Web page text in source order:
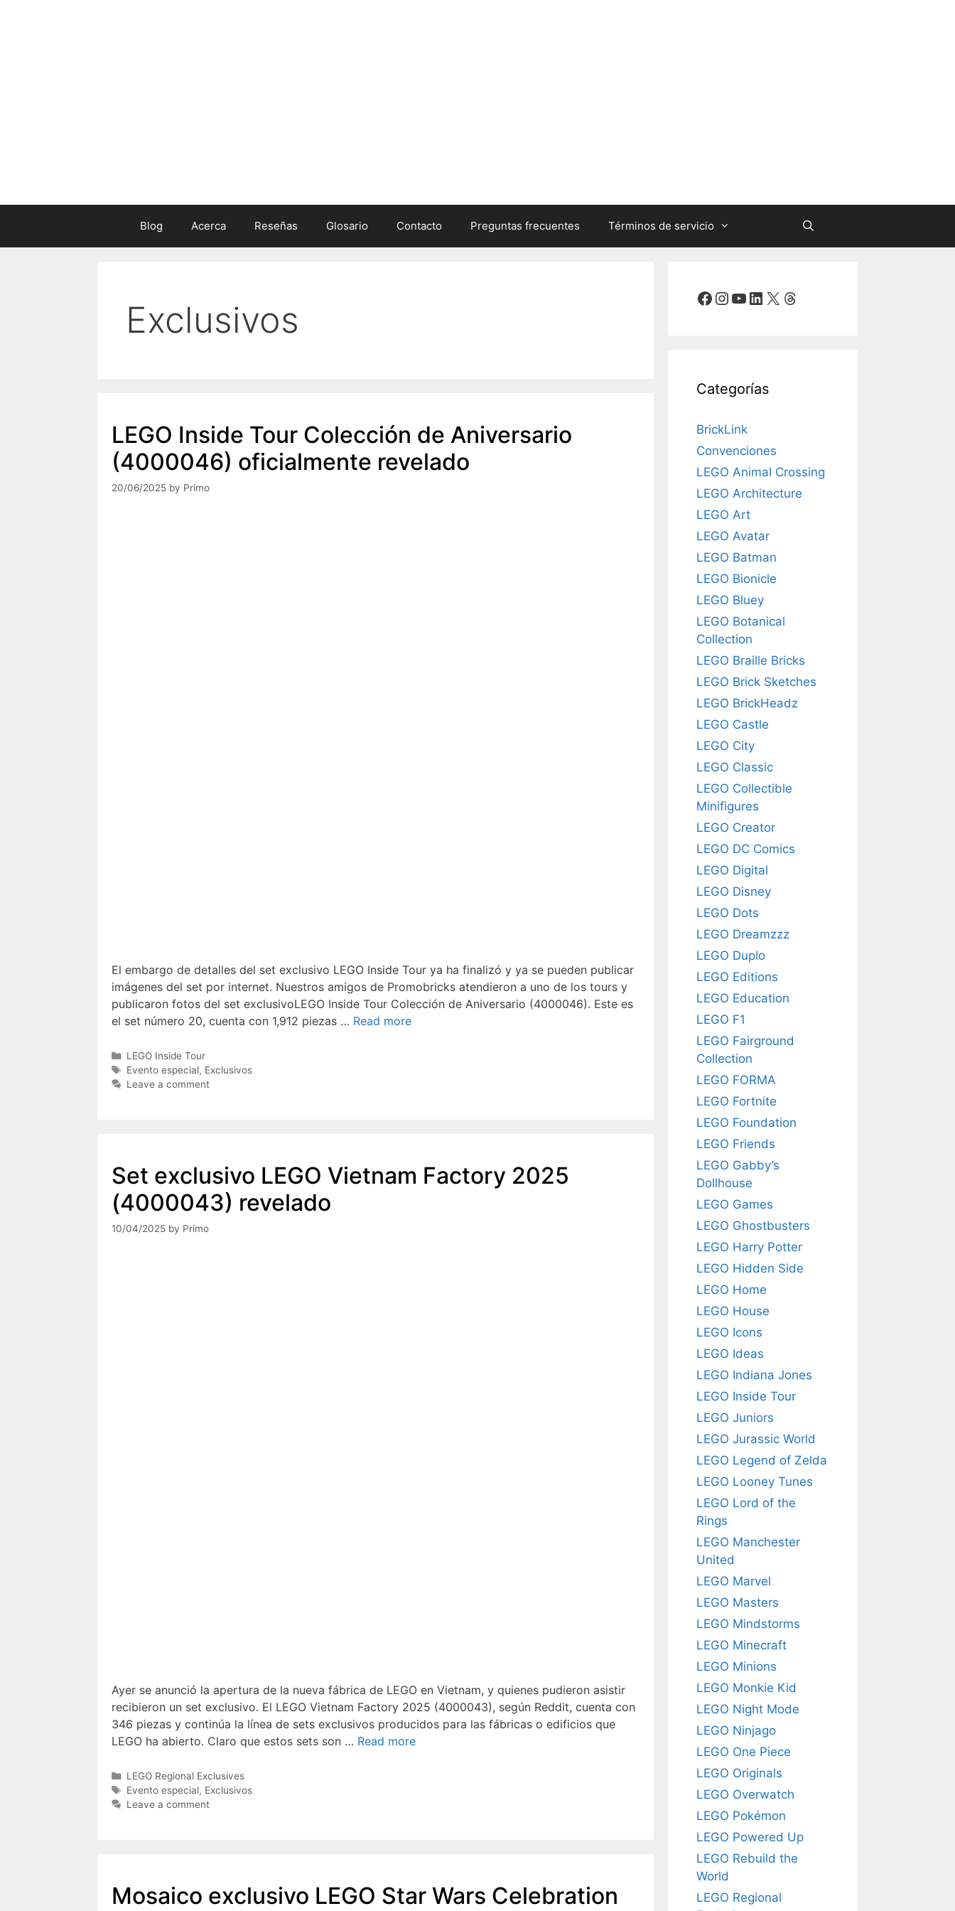
Blog Acerca Reseñas Glosario Contacto Preguntas frecuentes Términos de servicio
Exclusivos
LEGO Inside Tour Colección de Aniversario
(4000046) oficialmente revelado
20/06/2025 by Primo
El embargo de detalles del set exclusivo LEGO Inside Tour ya ha finalizó y ya se pueden publicar
imágenes del set por internet. Nuestros amigos de Promobricks atendieron a uno de los tours y
publicaron fotos del set exclusivoLEGO Inside Tour Colección de Aniversario (4000046). Este es
el set número 20, cuenta con 1,912 piezas … Read more
Categories
LEGO Inside Tour
Tags
Evento especial, Exclusivos
Leave a comment
Set exclusivo LEGO Vietnam Factory 2025
(4000043) revelado
10/04/2025 by Primo
Ayer se anunció la apertura de la nueva fábrica de LEGO en Vietnam, y quienes pudieron asistir
recibieron un set exclusivo. El LEGO Vietnam Factory 2025 (4000043), según Reddit, cuenta con
346 piezas y continúa la línea de sets exclusivos producidos para las fábricas o edificios que
LEGO ha abierto. Claro que estos sets son … Read more
Categories
LEGO Regional Exclusives
Tags
Evento especial, Exclusivos
Leave a comment
Mosaico exclusivo LEGO Star Wars Celebration
Facebook
Instagram
YouTube
LinkedIn
X Threads
Categorías
BrickLink
Convenciones
LEGO Animal Crossing
LEGO Architecture
LEGO Art
LEGO Avatar
LEGO Batman
LEGO Bionicle
LEGO Bluey
LEGO Botanical
Collection
LEGO Braille Bricks
LEGO Brick Sketches
LEGO BrickHeadz
LEGO Castle
LEGO City
LEGO Classic
LEGO Collectible
Minifigures
LEGO Creator
LEGO DC Comics
LEGO Digital
LEGO Disney
LEGO Dots
LEGO Dreamzzz
LEGO Duplo
LEGO Editions
LEGO Education
LEGO F1
LEGO Fairground
Collection
LEGO FORMA
LEGO Fortnite
LEGO Foundation
LEGO Friends
LEGO Gabby’s
Dollhouse
LEGO Games
LEGO Ghostbusters
LEGO Harry Potter
LEGO Hidden Side
LEGO Home
LEGO House
LEGO Icons
LEGO Ideas
LEGO Indiana Jones
LEGO Inside Tour
LEGO Juniors
LEGO Jurassic World
LEGO Legend of Zelda
LEGO Looney Tunes
LEGO Lord of the
Rings
LEGO Manchester
United
LEGO Marvel
LEGO Masters
LEGO Mindstorms
LEGO Minecraft
LEGO Minions
LEGO Monkie Kid
LEGO Night Mode
LEGO Ninjago
LEGO One Piece
LEGO Originals
LEGO Overwatch
LEGO Pokémon
LEGO Powered Up
LEGO Rebuild the
World
LEGO Regional